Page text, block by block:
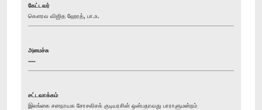
கேட்டவர்
கௌரவ விஜித ஹேரத், பா.உ.
அமைச்சு
----
சட்டவாக்கம்
இலங்கை சனநாயக சோசலிசக் குடியரசின் ஒன்பதாவது பாராளுமன்றம்